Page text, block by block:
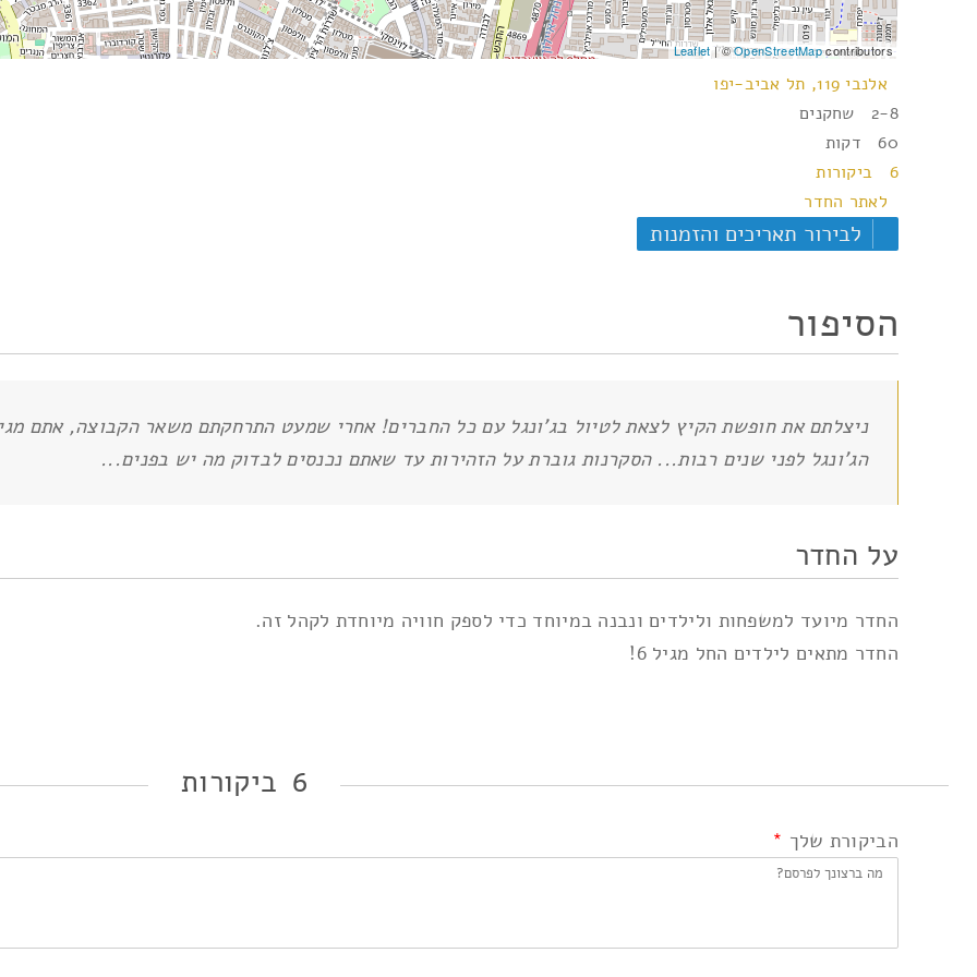
Leaflet| ©OpenStreetMapcontributors
אלנבי 119, תל אביב-יפו
2-8 שחקנים
60 דקות
6 ביקורות
לאתר החדר
לבירור תאריכים והזמנות
הסיפור
ניצלתם את חופשת הקיץ לצאת לטיול בג'ונגל עם כל החברים! אחרי שמעט התרחקתם משאר הקבוצה, אתם
הג'ונגל לפני שנים רבות... הסקרנות גוברת על הזהירות עד שאתם נכנסים לבדוק מה יש בפנים...
על החדר
החדר מיועד למשפחות ולילדים ונבנה במיוחד כדי לספק חוויה מיוחדת לקהל זה.
החדר מתאים לילדים החל מגיל 6!
6 ביקורות
הביקורת שלך *